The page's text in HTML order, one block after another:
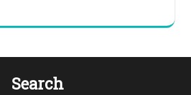
Search